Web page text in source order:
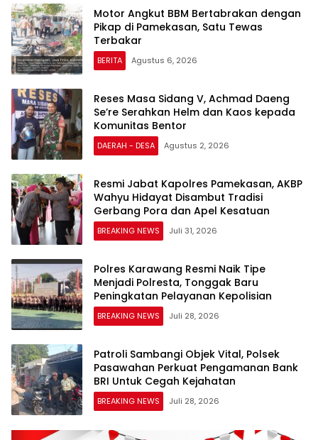
Motor Angkut BBM Bertabrakan dengan
Pikap di Pamekasan, Satu Tewas
Terbakar
BERITA Agustus 6, 2026
Reses Masa Sidang V, Achmad Daeng
Se’re Serahkan Helm dan Kaos kepada
Komunitas Bentor
DAERAH - DESA Agustus 2, 2026
Resmi Jabat Kapolres Pamekasan, AKBP
Wahyu Hidayat Disambut Tradisi
BREAKING NEWS Juli 31, 2026
Polres Karawang Resmi Naik Tipe
Menjadi Polresta, Tonggak Baru
Peningkatan Pelayanan Kepolisian
BREAKING NEWS Juli 28, 2026
Patroli Sambangi Objek Vital, Polsek
Pasawahan Perkuat Pengamanan Bank
BRI Untuk Cegah Kejahatan
BREAKING NEWS Juli 28, 2026